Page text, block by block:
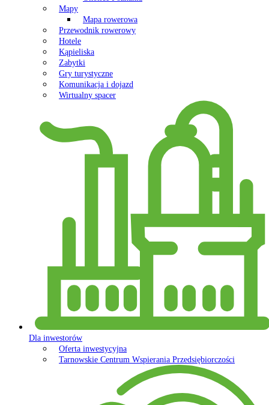
Mapy
Mapa rowerowa
Przewodnik rowerowy
Hotele
Kąpieliska
Zabytki
Gry turystyczne
Komunikacja i dojazd
Wirtualny spacer
Dla inwestorów
Oferta inwestycyjna
Tarnowskie Centrum Wspierania Przedsiębiorczości